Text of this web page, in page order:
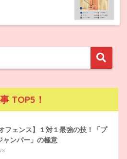
TOP5！
フェンス】１対１最強の技！「プ
ャンパー」の極意